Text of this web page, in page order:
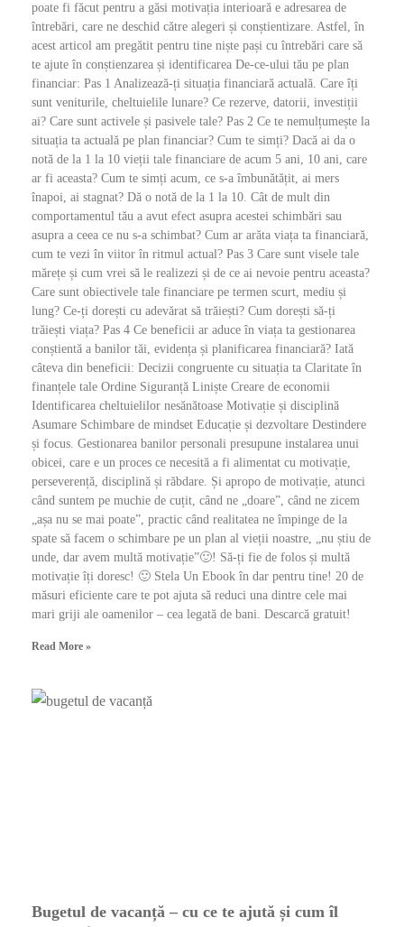
poate fi făcut pentru a găsi motivația interioară e adresarea de
întrebări, care ne deschid către alegeri și conștientizare. Astfel, în
acest articol am pregătit pentru tine niște pași cu întrebări care să
te ajute în conștienzarea și identificarea De-ce-ului tău pe plan
financiar: Pas 1 Analizează-ți situația financiară actuală. Care îți
sunt veniturile, cheltuielile lunare? Ce rezerve, datorii, investiții
ai? Care sunt activele și pasivele tale? Pas 2 Ce te nemulțumește la
situația ta actuală pe plan financiar? Cum te simți? Dacă ai da o
notă de la 1 la 10 vieții tale financiare de acum 5 ani, 10 ani, care
ar fi aceasta? Cum te simți acum, ce s-a îmbunătățit, ai mers
înapoi, ai stagnat? Dă o notă de la 1 la 10. Cât de mult din
comportamentul tău a avut efect asupra acestei schimbări sau
asupra a ceea ce nu s-a schimbat? Cum ar arăta viața ta financiară,
cum te vezi în viitor în ritmul actual? Pas 3 Care sunt visele tale
mărețe și cum vrei să le realizezi și de ce ai nevoie pentru aceasta?
Care sunt obiectivele tale financiare pe termen scurt, mediu și
lung? Ce-ți dorești cu adevărat să trăiești? Cum dorești să-ți
trăiești viața? Pas 4 Ce beneficii ar aduce în viața ta gestionarea
conștientă a banilor tăi, evidența și planificarea financiară? Iată
câteva din beneficii: Decizii congruente cu situația ta Claritate în
finanțele tale Ordine Siguranță Liniște Creare de economii
Identificarea cheltuielilor nesănătoase Motivație și disciplină
Asumare Schimbare de mindset Educație și dezvoltare Destindere
și focus. Gestionarea banilor personali presupune instalarea unui
obicei, care e un proces ce necesită a fi alimentat cu motivație,
perseverență, disciplină și răbdare. Și apropo de motivație, atunci
când suntem pe muchie de cuțit, când ne „doare”, când ne zicem
„așa nu se mai poate”, practic când realitatea ne împinge de la
spate să facem o schimbare pe un plan al vieții noastre, „nu știu de
unde, dar avem multă motivație”🙂! Să-ți fie de folos și multă
motivație îți doresc! 🙂 Stela Un Ebook în dar pentru tine! 20 de
măsuri eficiente care te pot ajuta să reduci una dintre cele mai
mari griji ale oamenilor – cea legată de bani. Descarcă gratuit!
Read More »
Bugetul de vacanță – cu ce te ajută și cum îl